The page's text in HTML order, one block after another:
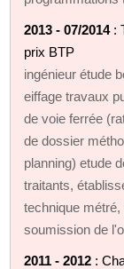
2013 - 07/2014:
prix BTP
ingénieur étude
eiffage travaux
de voie ferrée
de dossier
planning) etude
traitants,
technique
soumission de
2011 - 2012 :